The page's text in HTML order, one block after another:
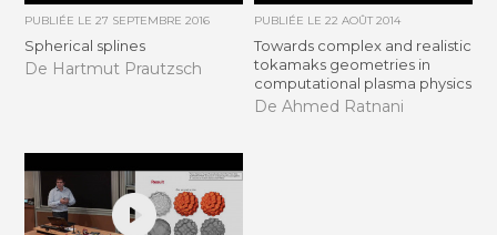
PUBLIÉE LE27 SEPTEMBRE 2016
Spherical splines
De Hartmut Prautzsch
PUBLIÉE LE 22 AOÛT 2014
Towards complex and realistic
tokamaks geometries in
computational plasma physics
De Ahmed Ratnani